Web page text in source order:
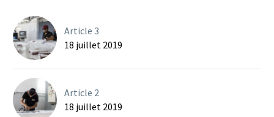
Article 3
18 juillet 2019
Article 2
18 juillet 2019